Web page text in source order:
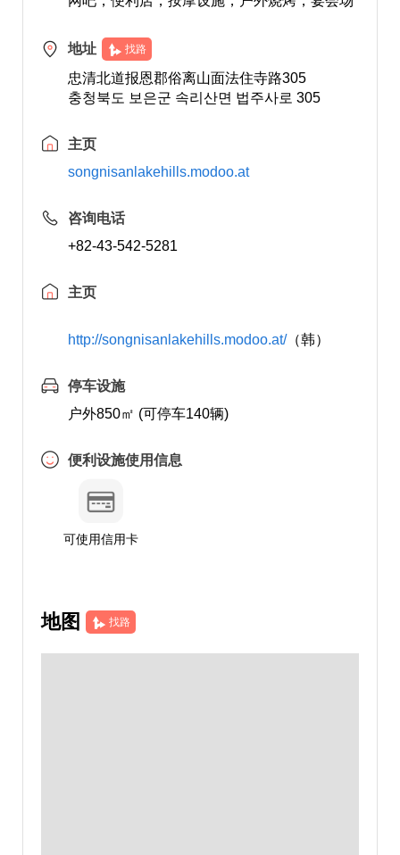
地址 找路
忠清北道报恩郡俗离山面法住寺路305
충청북도 보은군 속리산면 법주사로 305
主页
songnisanlakehills.modoo.at
咨询电话
+82-43-542-5281
主页
http://songnisanlakehills.modoo.at/（韩）
停车设施
户外850㎡ (可停车140辆)
便利设施使用信息
可使用信用卡
地图 找路